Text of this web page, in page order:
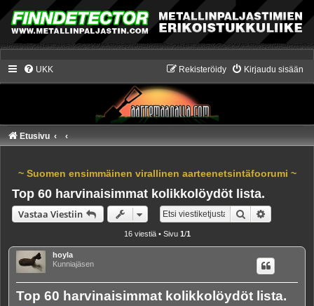
UKK Kirjaudu sisään
Rekisteröidy
Etusivu
~ Suomen ensimmäinen virallinen aarteenetsintäfoorumi ~
Top 60 harvinaisimmat kolikkolöydöt lista.
Vastaa Viestiin Etsi
16 viestiä • Sivu 1/1
hoyla
Kunniajäsen
Top 60 harvinaisimmat kolikkolöydöt lista.